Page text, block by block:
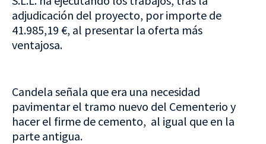
adjudicación del proyecto, por importe de
41.985,19 €, al presentar la oferta más
ventajosa.
Candela señala que era una necesidad
pavimentar el tramo nuevo del Cementerio y
hacer el firme de cemento, al igual que en la
parte antigua.